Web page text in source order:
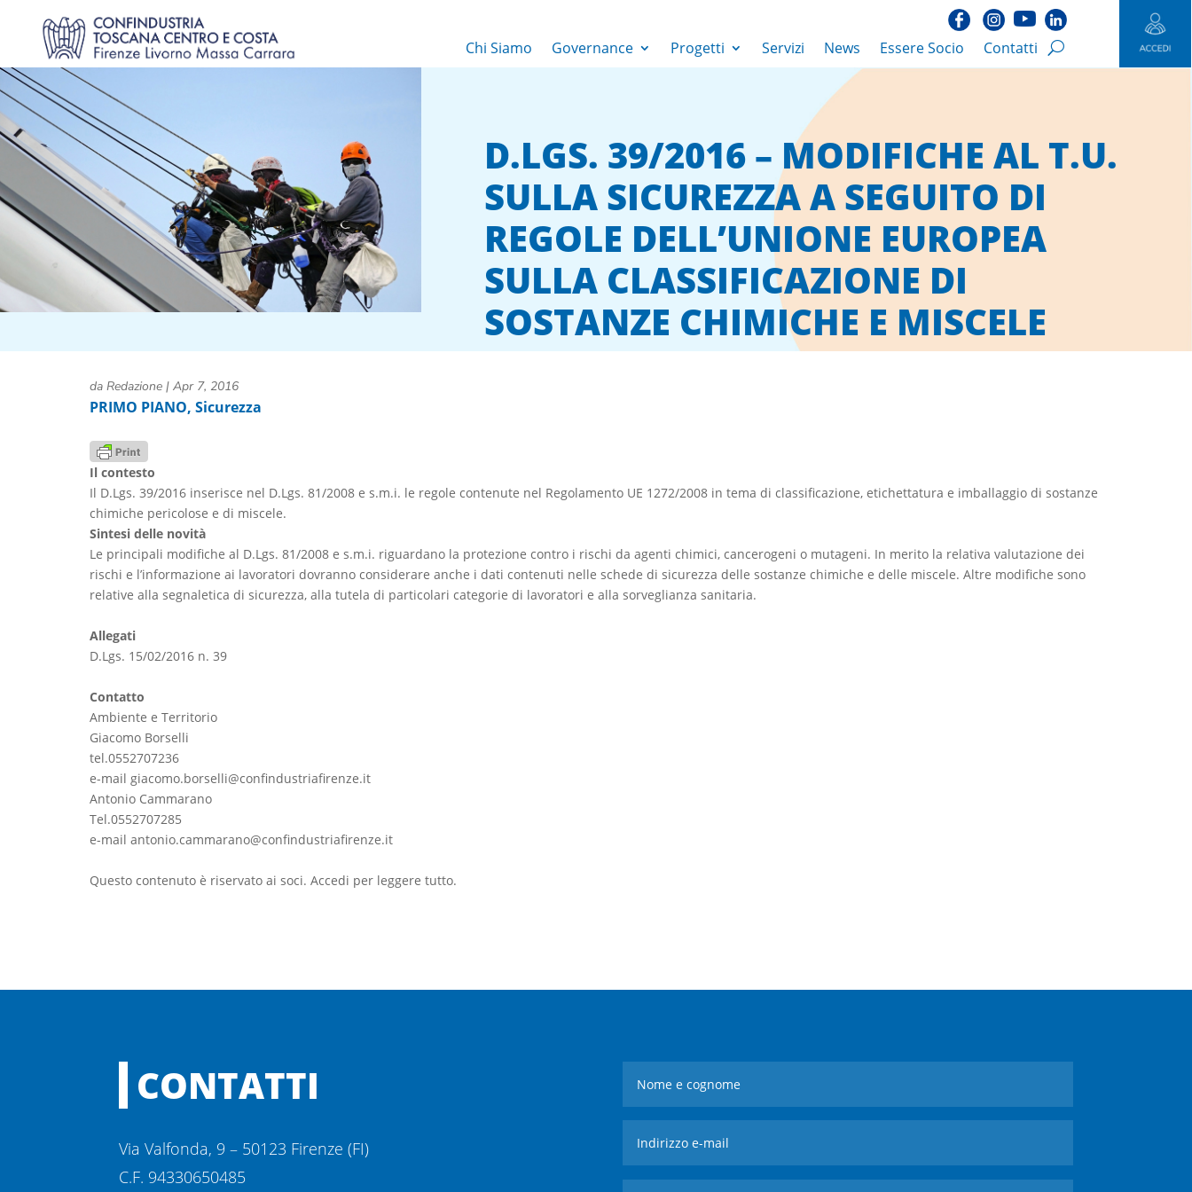
Chi Siamo Governance Progetti Servizi News Essere Socio Contatti
D.LGS. 39/2016 – MODIFICHE AL T.U.
SULLA SICUREZZA A SEGUITO DI
REGOLE DELL’UNIONE EUROPEA
SULLA CLASSIFICAZIONE DI
SOSTANZE CHIMICHE E MISCELE
da Redazione| Apr 7, 2016
PRIMO PIANO, Sicurezza
Il contesto
Il D.Lgs. 39/2016 inserisce nel D.Lgs. 81/2008 e s.m.i. le regole contenute nel Regolamento UE 1272/2008 in tema di classificazione, etichettatura e imballaggio di sostanze
chimiche pericolose e di miscele.
Sintesi delle novità
Le principali modifiche al D.Lgs. 81/2008 e s.m.i. riguardano la protezione contro i rischi da agenti chimici, cancerogeni o mutageni. In merito la relativa valutazione dei
rischi e l’informazione ai lavoratori dovranno considerare anche i dati contenuti nelle schede di sicurezza delle sostanze chimiche e delle miscele. Altre modifiche sono
relative alla segnaletica di sicurezza, alla tutela di particolari categorie di lavoratori e alla sorveglianza sanitaria.
Allegati
D.Lgs. 15/02/2016 n. 39
Contatto
Ambiente e Territorio
Giacomo Borselli
tel.0552707236
e-mail giacomo.borselli@confindustriafirenze.it
Antonio Cammarano
Tel.0552707285
e-mail antonio.cammarano@confindustriafirenze.it
Questo contenuto è riservato ai soci. Accedi per leggere tutto.
CONTATTI
Via Valfonda, 9 – 50123 Firenze (FI)
C.F. 94330650485